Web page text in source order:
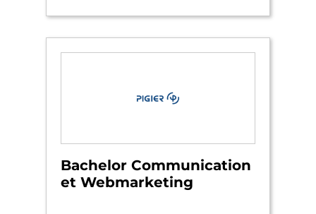
Bachelor Communication
et Webmarketing